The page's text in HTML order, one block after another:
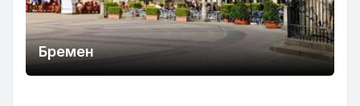
Бремен